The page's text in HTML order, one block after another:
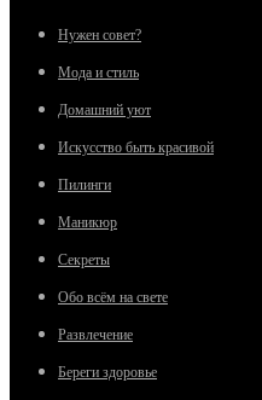
Нужен совет?
Мода и стиль
Домашний уют
Искусство быть красивой
Пилинги
Маникюр
Секреты
Обо всём на свете
Развлечение
Береги здоровье